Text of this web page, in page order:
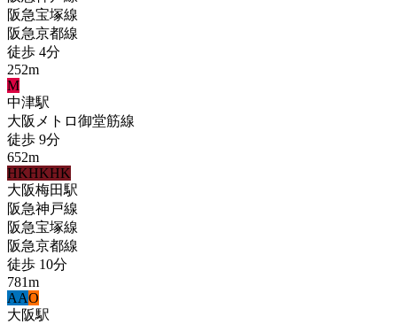
阪急宝塚線
阪急京都線
徒歩 4分
252m
M
中津駅
大阪メトロ御堂筋線
徒歩 9分
652m
HKHKHK
大阪梅田駅
阪急神戸線
阪急宝塚線
阪急京都線
徒歩 10分
781m
AAO
大阪駅